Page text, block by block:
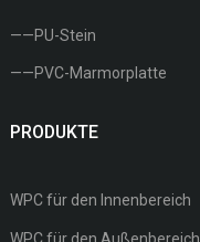
——PU-Stein
——PVC-Marmorplatte
PRODUKTE
WPC für den Innenbereich
WPC für den Außenbereich